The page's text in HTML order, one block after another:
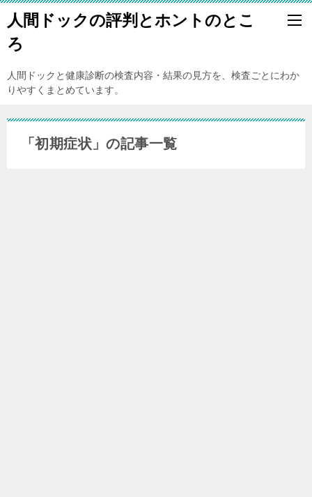
人間ドックの評判とホントのとこ
ろ
人間ドックと健康診断の検査内容・結果の見方を、検査ごとにわか
りやすくまとめています。
「初期症状」の記事一覧